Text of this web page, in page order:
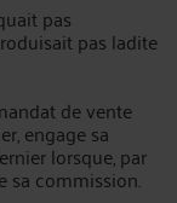
pas
pas ladite
de vente
engage sa
lorsque, par
sa commission.